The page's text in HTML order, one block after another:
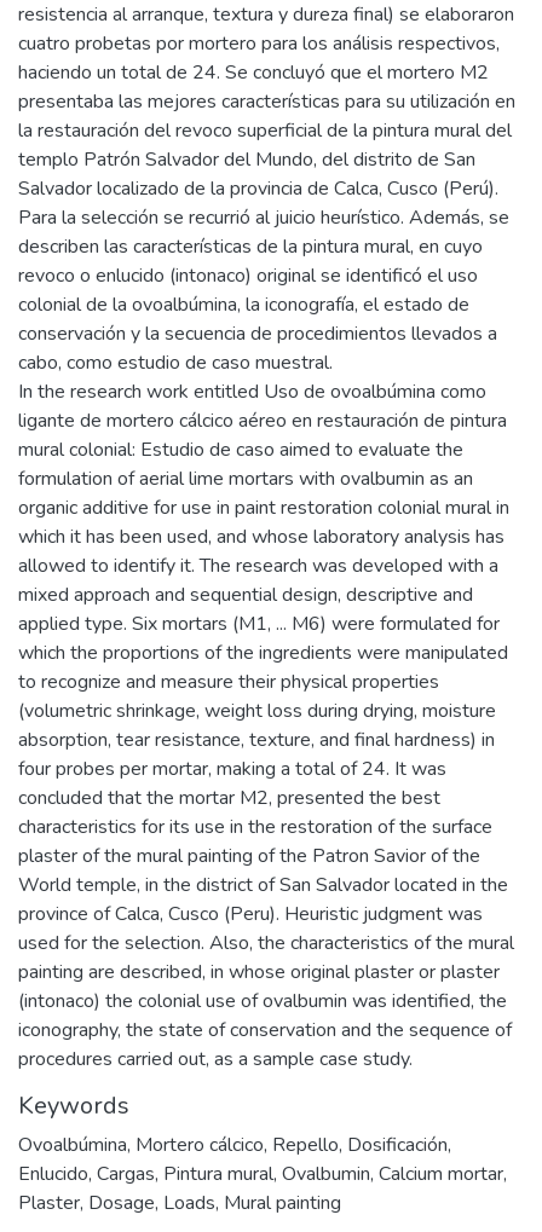
resistencia al arranque, textura y dureza final) se elaboraron
cuatro probetas por mortero para los análisis respectivos,
haciendo un total de 24. Se concluyó que el mortero M2
presentaba las mejores características para su utilización en
la restauración del revoco superficial de la pintura mural del
templo Patrón Salvador del Mundo, del distrito de San
Salvador localizado de la provincia de Calca, Cusco (Perú).
Para la selección se recurrió al juicio heurístico. Además, se
describen las características de la pintura mural, en cuyo
revoco o enlucido (intonaco) original se identificó el uso
colonial de la ovoalbúmina, la iconografía, el estado de
conservación y la secuencia de procedimientos llevados a
cabo, como estudio de caso muestral.
In the research work entitled Uso de ovoalbúmina como
ligante de mortero cálcico aéreo en restauración de pintura
mural colonial: Estudio de caso aimed to evaluate the
formulation of aerial lime mortars with ovalbumin as an
organic additive for use in paint restoration colonial mural in
which it has been used, and whose laboratory analysis has
allowed to identify it. The research was developed with a
mixed approach and sequential design, descriptive and
applied type. Six mortars (M1, ... M6) were formulated for
which the proportions of the ingredients were manipulated
to recognize and measure their physical properties
(volumetric shrinkage, weight loss during drying, moisture
absorption, tear resistance, texture, and final hardness) in
four probes per mortar, making a total of 24. It was
concluded that the mortar M2, presented the best
characteristics for its use in the restoration of the surface
plaster of the mural painting of the Patron Savior of the
World temple, in the district of San Salvador located in the
province of Calca, Cusco (Peru). Heuristic judgment was
used for the selection. Also, the characteristics of the mural
painting are described, in whose original plaster or plaster
(intonaco) the colonial use of ovalbumin was identified, the
iconography, the state of conservation and the sequence of
procedures carried out, as a sample case study.
Keywords
Ovoalbúmina, Mortero cálcico, Repello, Dosificación,
Enlucido, Cargas, Pintura mural, Ovalbumin, Calcium mortar,
Plaster, Dosage, Loads, Mural painting